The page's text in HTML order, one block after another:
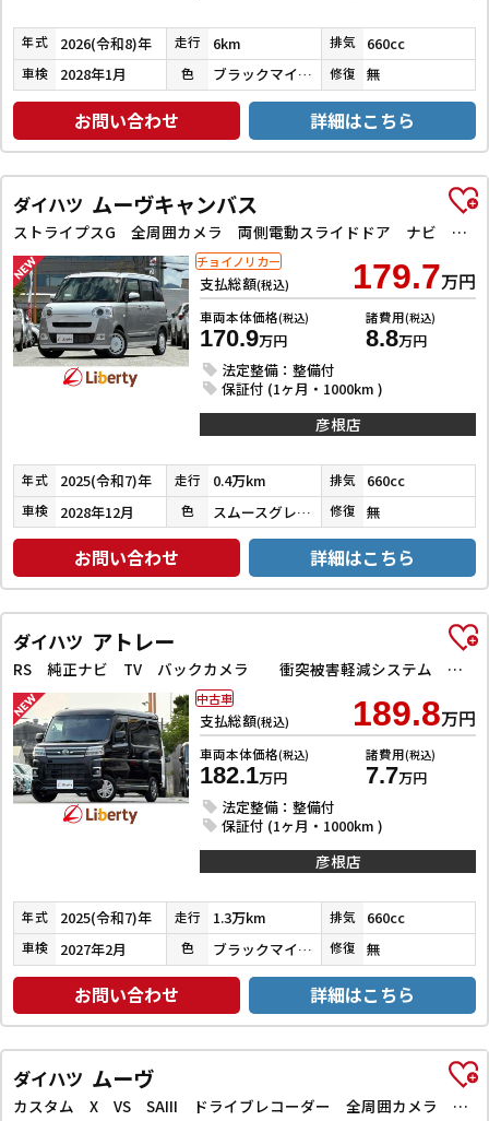
年式 2026(令和8)年 走行 6km 排気 660cc
車検 2028年1月 色 ブラックマイカメタリック 修復 無
お問い合わせ 詳細はこちら
ダイハツ ムーヴキャンバス
ストライプスG 全周囲カメラ 両側電動スライドドア ナビ TV クリアランスソナー 衝突被害軽減システム スマートキー アイドリングストップ 電動格納ミラー シートヒーター ベンチシート CVT ESC
支払総額(税込) 179.7万円
車両本体価格(税込)
170.9万円
諸費用(税込)
8.8万円
法定整備：整備付
保証付 (1ヶ月・1000km )
チョイノリカー
彦根店
年式 2025(令和7)年 走行 0.4万km 排気 660cc
車検 2028年12月 色 スムースグレーマイカメタリック／シャイニングホワイトパール 修復 無
お問い合わせ 詳細はこちら
ダイハツ アトレー
RS 純正ナビ TV バックカメラ 衝突被害軽減システム クリアランスソナー オートクルーズコントロール 両側電動スライドドア スマートキー アイドリングストップ 電動格納ミラー オートライト
支払総額(税込) 189.8万円
車両本体価格(税込)
182.1万円
諸費用(税込)
7.7万円
法定整備：整備付
保証付 (1ヶ月・1000km )
中古車
彦根店
年式 2025(令和7)年 走行 1.3万km 排気 660cc
車検 2027年2月 色 ブラックマイカメタリック 修復 無
お問い合わせ 詳細はこちら
ダイハツ ムーヴ
カスタム X VS SAIII ドライブレコーダー 全周囲カメラ ナビ TV クリアランスソナー 衝突被害軽減システム オートマチックハイビーム オートライト LEDヘッドランプ スマートキー アイドリングストップ 電動格納ミラー